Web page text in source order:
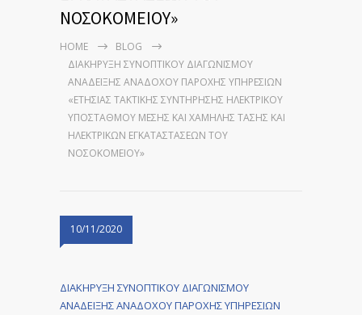
ΝΟΣΟΚΟΜΕΙΟΥ»
HOME
BLOG
ΔΙΑΚΗΡΥΞΗ ΣΥΝΟΠΤΙΚΟΥ ΔΙΑΓΩΝΙΣΜΟΥ
ΑΝΑΔΕΙΞΗΣ ΑΝΑΔΟΧΟΥ ΠΑΡΟΧΗΣ ΥΠΗΡΕΣΙΩΝ
«ΕΤΗΣΙΑΣ ΤΑΚΤΙΚΗΣ ΣΥΝΤΗΡΗΣΗΣ ΗΛΕΚΤΡΙΚΟΥ
ΥΠΟΣΤΑΘΜΟΥ ΜΕΣΗΣ ΚΑΙ ΧΑΜΗΛΗΣ ΤΑΣΗΣ ΚΑΙ
ΗΛΕΚΤΡΙΚΩΝ ΕΓΚΑΤΑΣΤΑΣΕΩΝ ΤΟΥ
ΝΟΣΟΚΟΜΕΙΟΥ»
10/11/2020
ΔΙΑΚΗΡΥΞΗ ΣΥΝΟΠΤΙΚΟΥ ΔΙΑΓΩΝΙΣΜΟΥ
ΑΝΑΔΕΙΞΗΣ ΑΝΑΔΟΧΟΥ ΠΑΡΟΧΗΣ ΥΠΗΡΕΣΙΩΝ